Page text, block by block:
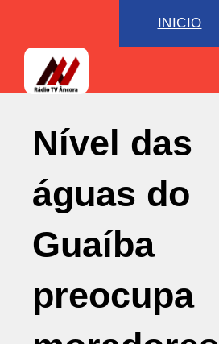
INICIO
Nível das
águas do
Guaíba
preocupa